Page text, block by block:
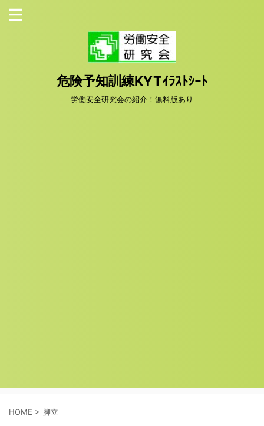
危険予知訓練KYTｲﾗｽﾄｼｰﾄ
労働安全研究会の紹介！無料版あり
HOME > 脚立